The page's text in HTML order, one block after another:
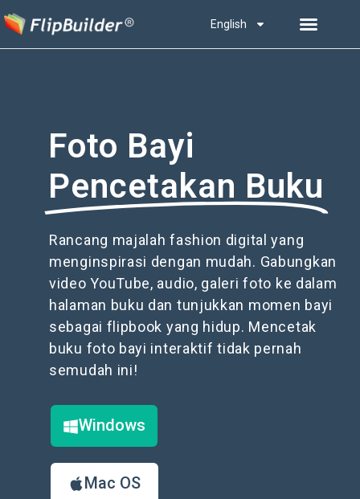
English
Foto Bayi
Pencetakan Buku
Rancang majalah fashion digital yang
menginspirasi dengan mudah. Gabungkan
video YouTube, audio, galeri foto ke dalam
halaman buku dan tunjukkan momen bayi
sebagai flipbook yang hidup. Mencetak
buku foto bayi interaktif tidak pernah
semudah ini!
Windows
Mac OS